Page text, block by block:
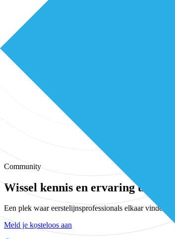
Community
Wissel kennis en ervaring uit
Een plek waar eerstelijnsprofessionals elkaar vinden,
Meld je kosteloos aan